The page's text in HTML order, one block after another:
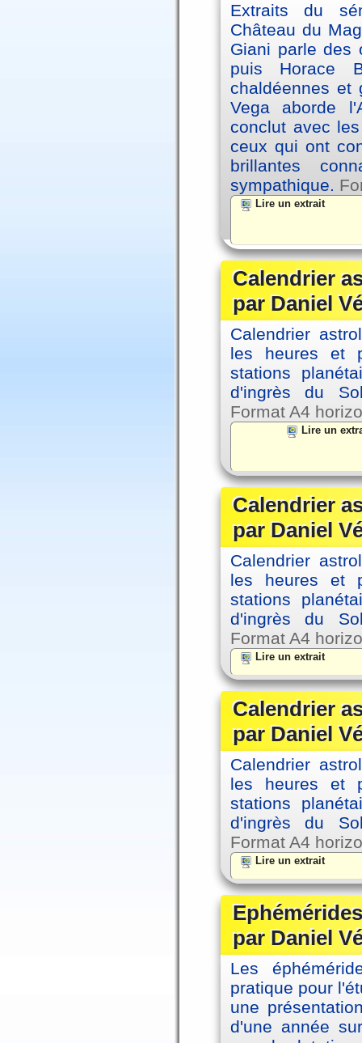
Extraits du
Château du
Giani parle des
puis Horace
chaldéennes et
Vega aborde
conclut avec
ceux qui ont
brillantes
sympathique.
Lire un extrait
Calendrier
par Daniel
Calendrier
les heures et
stations
d'ingrès du
Format A4
Lire un
Calendrier
par Daniel
Calendrier
les heures et
stations
d'ingrès du
Format A4
Lire un extrait
Calendrier
par Daniel
Calendrier
les heures et
stations
d'ingrès du
Format A4
Lire un extrait
par Daniel
Les
pratique pour
une
d'une année